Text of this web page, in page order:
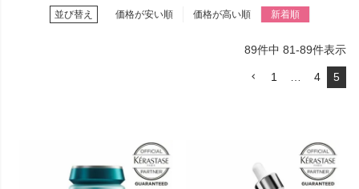
並び替え 価格が安い順 価格が高い順 新着順
89件中 81-89件表示
1 4 5